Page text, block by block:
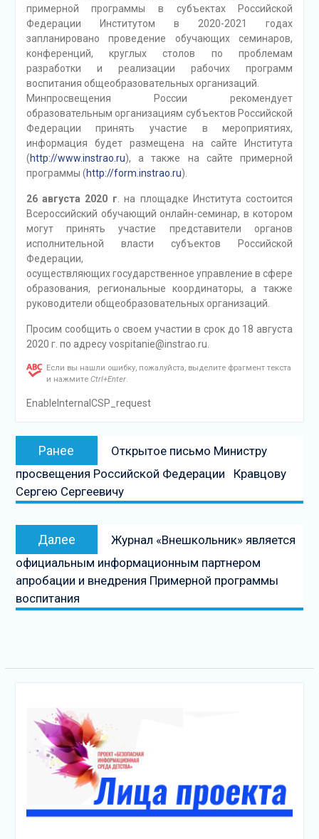
примерной программы в субъектах Российской
Федерации Институтом в 2020-2021 годах
запланировано проведение обучающих семинаров,
конференций, круглых столов по проблемам
разработки и реализации рабочих программ
воспитания общеобразовательных организаций.
Минпросвещения России рекомендует
образовательным организациям субъектов Российской
Федерации принять участие в мероприятиях,
информация будет размещена на сайте Института
(http://www.instrao.ru), а также на сайте примерной
программы (http://form.instrao.ru).
26 августа 2020 г . на площадке Института состоится
Всероссийский обучающий онлайн-семинар, в котором
могут принять участие представители органов
исполнительной власти субъектов Российской
Федерации,
осуществляющих государственное управление в сфере
образования, региональные координаторы, а также
руководители общеобразовательных организаций.
Просим сообщить о своем участии в срок до 18 августа
2020 г. по адресу vospitanie@instrao.ru.
Если вы нашли ошибку, пожалуйста, выделите фрагмент текста
и нажмите Ctrl+Enter.
EnableInternalCSP_request
Навигация
записям
Ранее
запись:
Открытое письмо Министру
просвещения Российской Федерации Кравцову
Сергею Сергеевичу
Далее
запись
Журнал «Внешкольник» является
официальным информационным партнером
апробации и внедрения Примерной программы
воспитания